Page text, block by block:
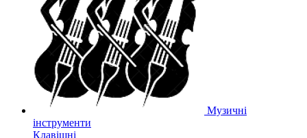
Музичні
інструменти
Клавішні